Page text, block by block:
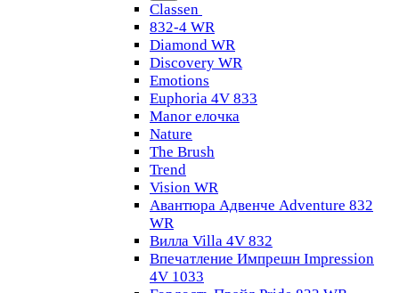
Classen
832-4 WR
Diamond WR
Discovery WR
Emotions
Euphoria 4V 833
Manor елочка
Nature
The Brush
Trend
Vision WR
Авантюра Адвенче Adventure 832
WR
Вилла Villa 4V 832
Впечатление Импрешн Impression
4V 1033